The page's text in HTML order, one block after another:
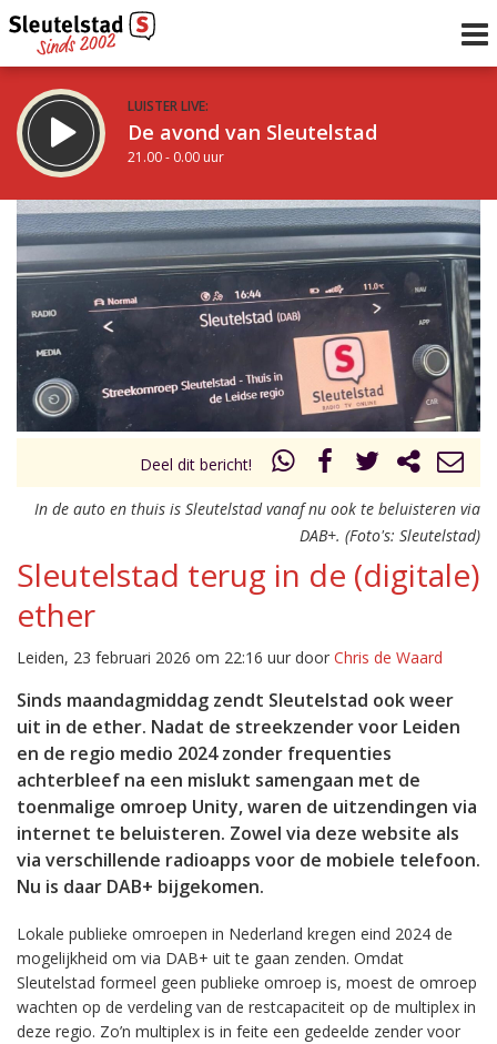
LUISTER LIVE:
De avond van Sleutelstad
21.00 - 0.00 uur
STRAKS:
De nacht van Sleutelstad
0.00 - 6.00 uur
Vorig uur
uur 1 van 0 Volgend uur
Deel dit bericht!
In de auto en thuis is Sleutelstad vanaf nu ook te beluisteren via
DAB+. (Foto's: Sleutelstad)
Sleutelstad terug in de (digitale)
ether
Leiden, 23 februari 2026 om 22:16 uur door Chris de Waard
Sinds maandagmiddag zendt Sleutelstad ook weer
uit in de ether. Nadat de streekzender voor Leiden
en de regio medio 2024 zonder frequenties
achterbleef na een mislukt samengaan met de
toenmalige omroep Unity, waren de uitzendingen via
internet te beluisteren. Zowel via deze website als
via verschillende radioapps voor de mobiele telefoon.
Nu is daar DAB+ bijgekomen.
Lokale publieke omroepen in Nederland kregen eind 2024 de
mogelijkheid om via DAB+ uit te gaan zenden. Omdat
Sleutelstad formeel geen publieke omroep is, moest de omroep
wachten op de verdeling van de restcapaciteit op de multiplex in
deze regio. Zo’n multiplex is in feite een gedeelde zender voor